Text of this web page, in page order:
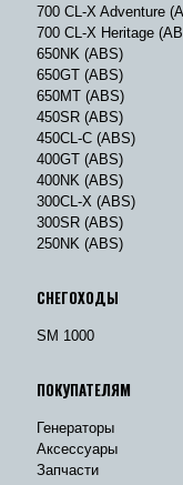
700 CL-X Adventure
700 CL-X Heritage
650NK (ABS)
650GT (ABS)
650MT (ABS)
450SR (ABS)
450CL-C (ABS)
400GT (ABS)
400NK (ABS)
300CL-X (ABS)
300SR (ABS)
250NK (ABS)
СНЕГОХОДЫ
SM 1000
ПОКУПАТЕЛЯМ
Генераторы
Аксессуары
Запчасти